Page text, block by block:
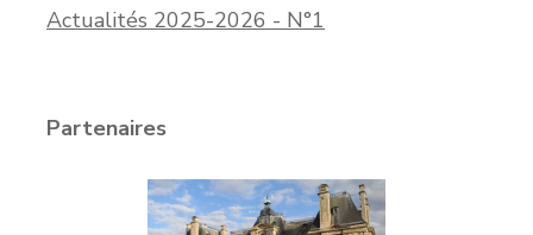
Actualités 2025-2026 - N°1
Partenaires